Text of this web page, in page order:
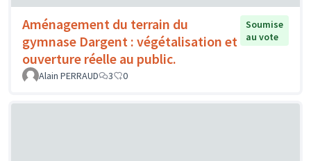
Aménagement du terrain du
gymnase Dargent : végétalisation et
ouverture réelle au public.
Soumise
au vote
Alain PERRAUD 3 0